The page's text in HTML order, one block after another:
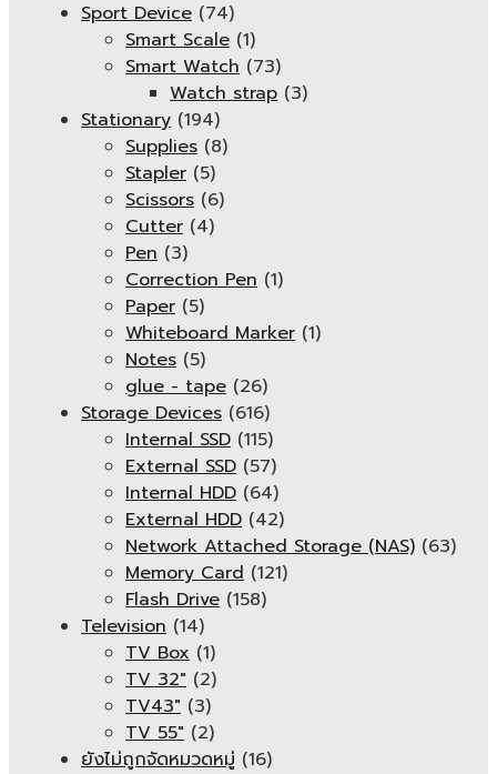
Sport Device (74)
Smart Scale (1)
Smart Watch (73)
Watch strap (3)
Stationary (194)
Supplies (8)
Stapler (5)
Scissors (6)
Cutter (4)
Pen (3)
Correction Pen (1)
Paper (5)
Whiteboard Marker (1)
Notes (5)
glue - tape (26)
Storage Devices (616)
Internal SSD (115)
External SSD (57)
Internal HDD (64)
External HDD (42)
Network Attached Storage (NAS) (63)
Memory Card (121)
Flash Drive (158)
Television (14)
TV Box (1)
TV 32" (2)
TV43" (3)
TV 55" (2)
ยังไม่ถูกจัดหมวดหมู่ (16)